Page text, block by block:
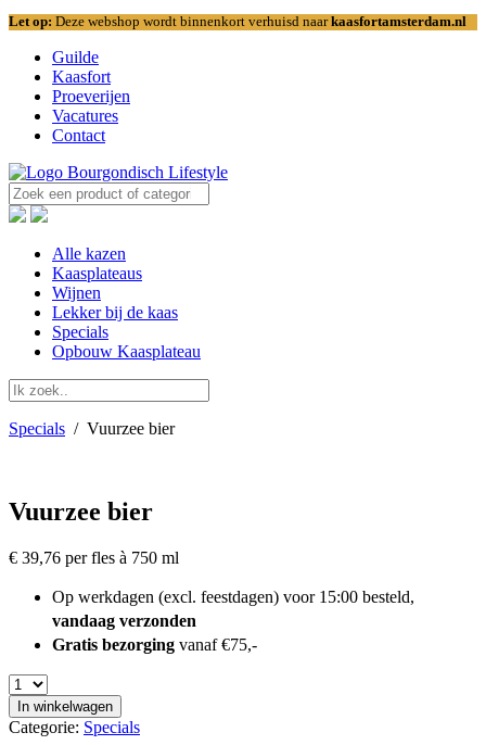
Let op: Deze webshop wordt binnenkort verhuisd naarkaasfortamsterdam.nl
Guilde
Kaasfort
Proeverijen
Vacatures
Contact
Alle kazen
Kaasplateaus
Wijnen
Lekker bij de kaas
Specials
Opbouw Kaasplateau
Specials /Vuurzee bier
Vuurzee bier
€ 39,76 per fles à 750 ml
Op werkdagen (excl. feestdagen) voor 15:00 besteld,
vandaag verzonden
Gratis bezorging vanaf €75,-
In winkelwagen
Categorie: Specials